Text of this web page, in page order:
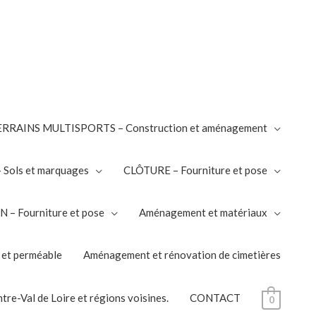
MULTISPORTS – Construction et aménagement
Sols et marquages CLÔTURE – Fourniture et pose
– Fourniture et pose Aménagement et matériaux
perméable Aménagement et rénovation de cimetières
Val de Loire et régions voisines. CONTACT 0